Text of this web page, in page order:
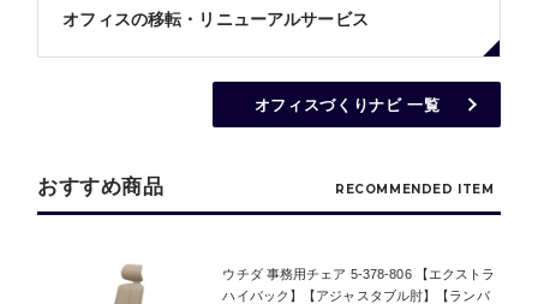
オフィスの移転・リニューアルサービス
オフィスづくりナビ 一覧
おすすめ商品 RECOMMENDED ITEM
ウチダ 事務用チェア 5-378-806 【エクストラ
ハイバック】【アジャスタブル肘】【ランバ